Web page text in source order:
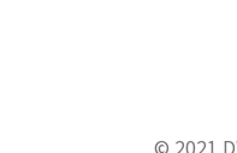
© 2021